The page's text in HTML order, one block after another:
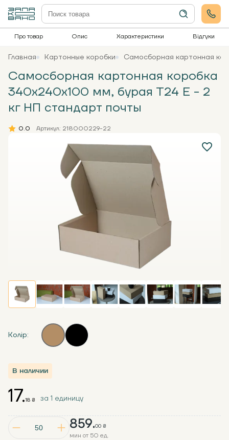
Про товар Опис Характеристики Відгуки
Главная Картонные коробки Самосборная картонная
Самосборная картонная коробка
340x240x100 мм, бурая Т24 Е - 2
кг НП стандарт почты
0.0 Артикул: 218000229-22
Колір:
В наличии
859.00 ₴
мин от 50 ед.
17.18 ₴ за 1 единицу